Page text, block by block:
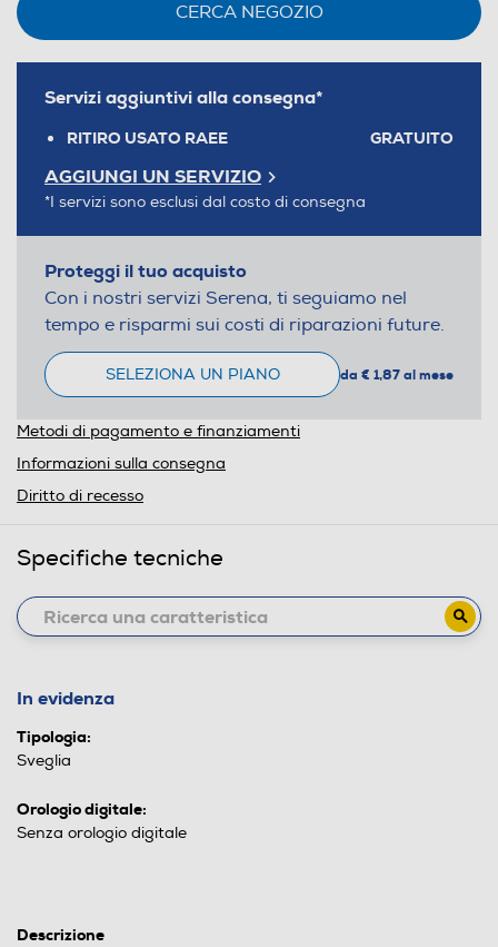
CERCA NEGOZIO
Servizi aggiuntivi alla consegna*
RITIRO USATO RAEE GRATUITO
AGGIUNGI UN SERVIZIO
*I servizi sono esclusi dal costo di consegna
Proteggi il tuo acquisto
Con i nostri servizi Serena, ti seguiamo nel
tempo e risparmi sui costi di riparazioni future.
SELEZIONA UN PIANO da € 1,87 al mese
Metodi di pagamento e finanziamenti
Informazioni sulla consegna
Diritto di recesso
Specifiche tecniche
In evidenza
Tipologia:
Sveglia
Orologio digitale:
Senza orologio digitale
Descrizione